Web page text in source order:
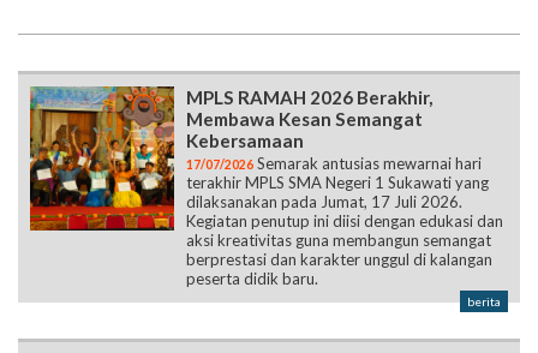
MPLS RAMAH 2026 Berakhir,
Membawa Kesan Semangat
Kebersamaan
17/07/2026 Semarak antusias mewarnai hari
terakhir MPLS SMA Negeri 1 Sukawati yang
dilaksanakan pada Jumat, 17 Juli 2026.
Kegiatan penutup ini diisi dengan edukasi dan
aksi kreativitas guna membangun semangat
berprestasi dan karakter unggul di kalangan
peserta didik baru.
berita